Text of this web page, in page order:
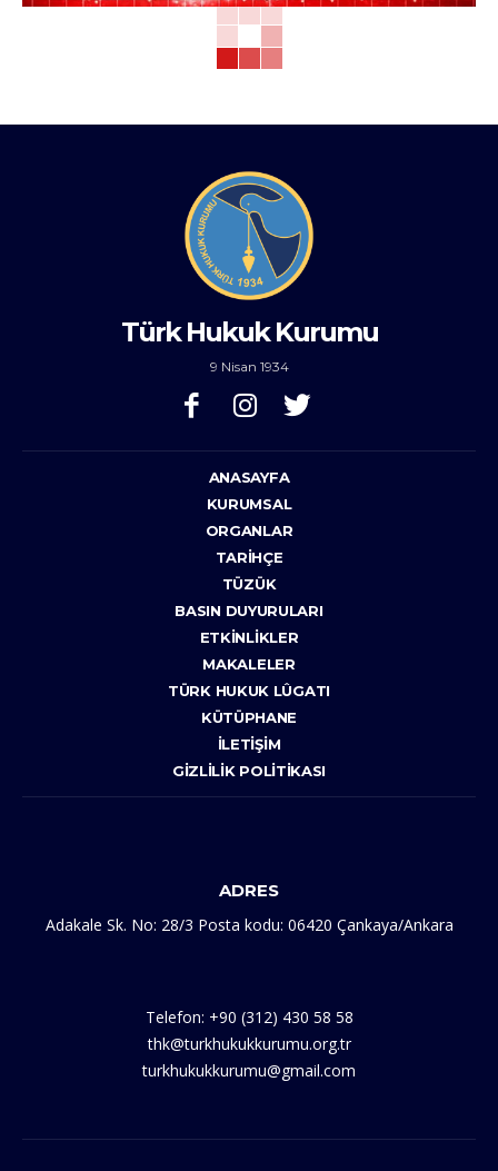
Türk Hukuk Kurumu
9 Nisan 1934
ANASAYFA
KURUMSAL
ORGANLAR
TARIHÇE
TÜZÜK
BASIN DUYURULARI
ETKINLIKLER
MAKALELER
TÜRK HUKUK LÛGATI
KÜTÜPHANE
İLETIŞIM
GIZLILIK POLITIKASI
ADRES
Adakale Sk. No: 28/3 Posta kodu: 06420 Çankaya/Ankara
Telefon: +90 (312) 430 58 58
thk@turkhukukkurumu.org.tr
turkhukukkurumu@gmail.com